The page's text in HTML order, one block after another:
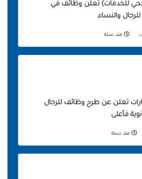
للخدمات) تعلن وظائف في
والنساء
منذ سنة
تعلن عن طرح وظائف للرجال
فأعلى
منذ سنة